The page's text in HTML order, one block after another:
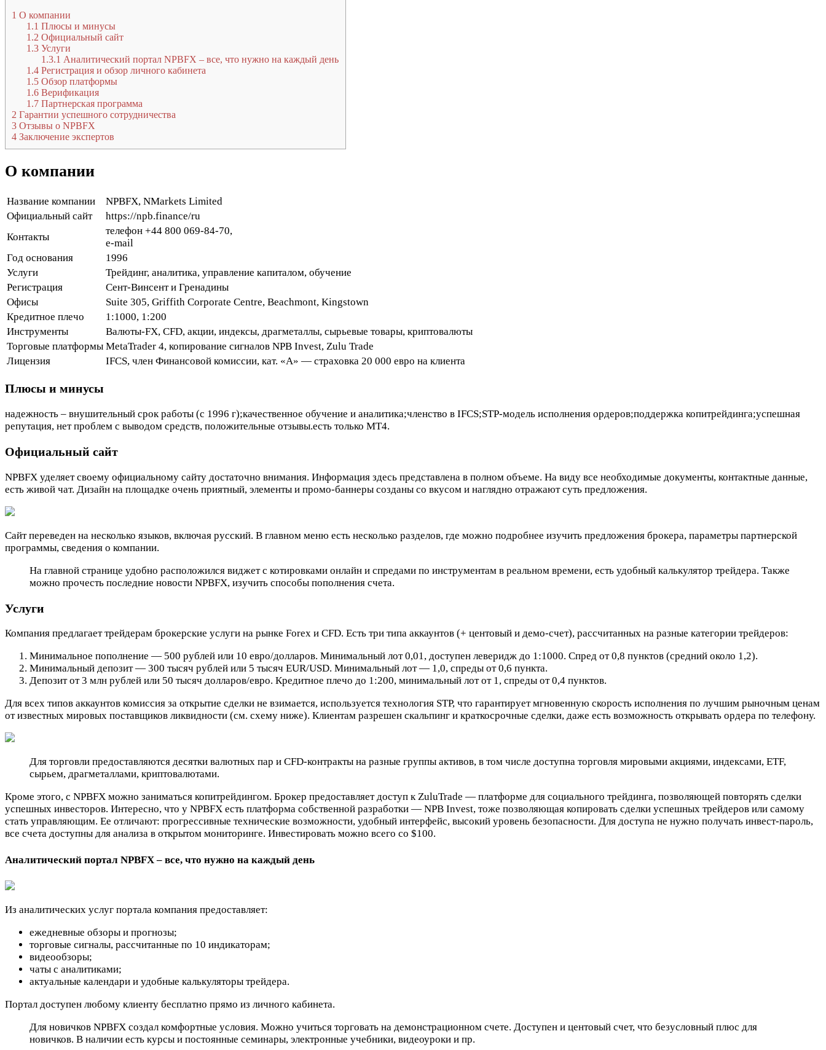
1 О компании
1.1 Плюсы и минусы
1.2 Официальный сайт
1.3 Услуги
1.3.1 Аналитический портал NPBFX – все, что нужно на каждый день
1.4 Регистрация и обзор личного кабинета
1.5 Обзор платформы
1.6 Верификация
1.7 Партнерская программа
2 Гарантии успешного сотрудничества
3 Отзывы о NPBFX
4 Заключение экспертов
О компании
Название компании
NPBFX, NMarkets Limited
Официальный сайт
https://npb.finance/ru
Контакты
телефон +44 800 069-84-70,
e-mail
Год основания
1996
Услуги
Трейдинг, аналитика, управление капиталом, обучение
Регистрация
Сент-Винсент и Гренадины
Офисы
Suite 305, Griffith Corporate Centre, Beachmont, Kingstown
Кредитное плечо
1:1000, 1:200
Инструменты
Валюты-FX, CFD, акции, индексы, драгметаллы, сырьевые товары, криптовалюты
Торговые платформы MetaTrader 4, копирование сигналов NPB Invest, Zulu Trade
Лицензия
IFCS, член Финансовой комиссии, кат. «А» — страховка 20 000 евро на клиента
Плюсы и минусы
надежность – внушительный срок работы (с 1996 г);качественное обучение и аналитика;членство в IFCS;STP-модель исполнения ордеров;поддержка копитрейдинга;успешная
репутация, нет проблем с выводом средств, положительные отзывы.есть только MT4.
Официальный сайт
NPBFX уделяет своему официальному сайту достаточно внимания. Информация здесь представлена в полном объеме. На виду все необходимые документы, контактные данные,
есть живой чат. Дизайн на площадке очень приятный, элементы и промо-баннеры созданы со вкусом и наглядно отражают суть предложения.
Сайт переведен на несколько языков, включая русский. В главном меню есть несколько разделов, где можно подробнее изучить предложения брокера, параметры партнерской
программы, сведения о компании.
На главной странице удобно расположился виджет с котировками онлайн и спредами по инструментам в реальном времени, есть удобный калькулятор трейдера. Также
можно прочесть последние новости NPBFX, изучить способы пополнения счета.
Услуги
Компания предлагает трейдерам брокерские услуги на рынке Forex и CFD. Есть три типа аккаунтов (+ центовый и демо-счет), рассчитанных на разные категории трейдеров:
Минимальное пополнение — 500 рублей или 10 евро/долларов. Минимальный лот 0,01, доступен леверидж до 1:1000. Спред от 0,8 пунктов (средний около 1,2).
Минимальный депозит — 300 тысяч рублей или 5 тысяч EUR/USD. Минимальный лот — 1,0, спреды от 0,6 пункта.
Депозит от 3 млн рублей или 50 тысяч долларов/евро. Кредитное плечо до 1:200, минимальный лот от 1, спреды от 0,4 пунктов.
Для всех типов аккаунтов комиссия за открытие сделки не взимается, используется технология STP, что гарантирует мгновенную скорость исполнения по лучшим рыночным ценам
от известных мировых поставщиков ликвидности (см. схему ниже). Клиентам разрешен скальпинг и краткосрочные сделки, даже есть возможность открывать ордера по телефону.
Для торговли предоставляются десятки валютных пар и CFD-контракты на разные группы активов, в том числе доступна торговля мировыми акциями, индексами, ETF,
сырьем, драгметаллами, криптовалютами.
Кроме этого, с NPBFX можно заниматься копитрейдингом. Брокер предоставляет доступ к ZuluTrade — платформе для социального трейдинга, позволяющей повторять сделки
успешных инвесторов. Интересно, что у NPBFX есть платформа собственной разработки — NPB Invest, тоже позволяющая копировать сделки успешных трейдеров или самому
стать управляющим. Ее отличают: прогрессивные технические возможности, удобный интерфейс, высокий уровень безопасности. Для доступа не нужно получать инвест-пароль,
все счета доступны для анализа в открытом мониторинге. Инвестировать можно всего со $100.
Аналитический портал NPBFX – все, что нужно на каждый день
Из аналитических услуг портала компания предоставляет:
ежедневные обзоры и прогнозы;
торговые сигналы, рассчитанные по 10 индикаторам;
видеообзоры;
чаты с аналитиками;
актуальные календари и удобные калькуляторы трейдера.
Портал доступен любому клиенту бесплатно прямо из личного кабинета.
Для новичков NPBFX создал комфортные условия. Можно учиться торговать на демонстрационном счете. Доступен и центовый счет, что безусловный плюс для
новичков. В наличии есть курсы и постоянные семинары, электронные учебники, видеоуроки и пр.